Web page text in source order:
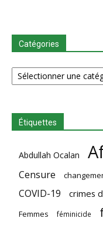
Catégories
Catégories
Étiquettes
Abdullah Ocalan
Censure
COVID-19 crimes
Femmes féminicide